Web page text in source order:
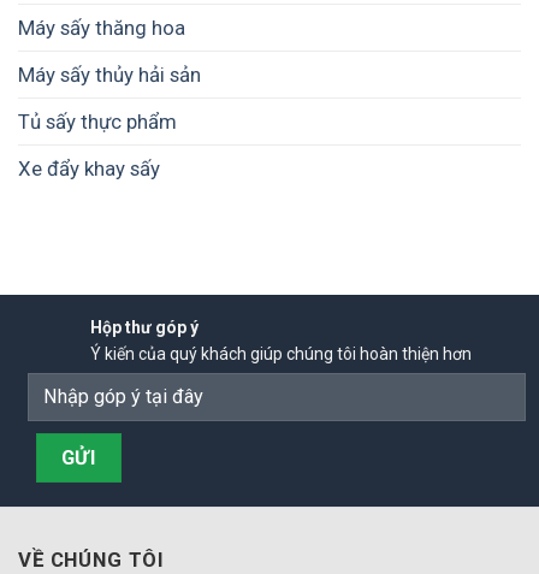
Máy sấy thăng hoa
Máy sấy thủy hải sản
Tủ sấy thực phẩm
Xe đẩy khay sấy
Hộp thư góp ý
Ý kiến của quý khách giúp chúng tôi hoàn thiện hơn
VỀ CHÚNG TÔI